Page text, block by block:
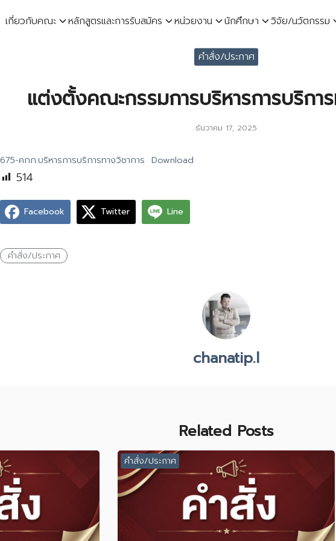
เกี่ยวกับคณะ หลักสูตรและการรับสมัคร หน่วยงาน นักศึกษา วิจัย/นวัตกรรม
คำสั่ง/ประกาศ
แต่งตั้งคณะกรรมการบริหารการบริกา
ธันวาคม 17, 2025
675-คกก.บริหารการบริการทางวิชาการ Download
514
Facebook Twitter Line
คำสั่ง/ประกาศ
chanatip.l
Related Posts
คำสั่ง/ประกาศ